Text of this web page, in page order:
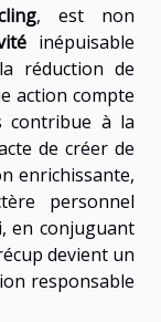
, est non
inépuisable
réduction de
action compte
contribue à la
de créer de
enrichissante,
personnel
en conjuguant
devient un
responsable